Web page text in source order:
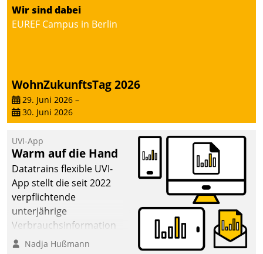
Datatrain ermöglicht
automatisiert ausgelöste,
intelligente,
datengestützte
Entscheidungen.
Wir sind dabei
EUREF Campus in Berlin
WohnZukunftsTag 2026
29. Juni 2026 –
30. Juni 2026
UVI-App
Warm auf die Hand
Datatrains flexible UVI-
App stellt die seit 2022
verpflichtende
unterjährige
Verbrauchsinformation
schnell, zuverlässig und
Nadja Hußmann